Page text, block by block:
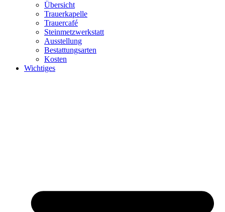
Übersicht
Trauerkapelle
Trauercafé
Steinmetzwerkstatt
Ausstellung
Bestattungsarten
Kosten
Wichtiges